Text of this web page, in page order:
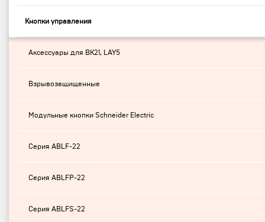
Кнопки управления
Аксессуары для ВК21, LAY5
Взрывозащищенные
Модульные кнопки Schneider Electric
Серия ABLF-22
Серия ABLFP-22
Серия ABLFS-22